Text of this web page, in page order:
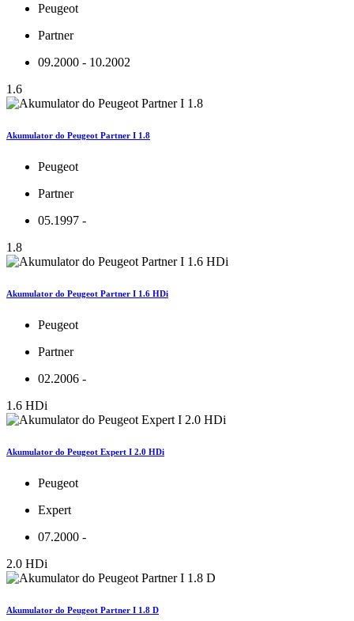
Peugeot
Partner
09.2000 - 10.2002
1.6
Akumulator do Peugeot Partner I 1.8
Peugeot
Partner
05.1997 -
1.8
Akumulator do Peugeot Partner I 1.6 HDi
Peugeot
Partner
02.2006 -
1.6 HDi
Akumulator do Peugeot Expert I 2.0 HDi
Peugeot
Expert
07.2000 -
2.0 HDi
Akumulator do Peugeot Partner I 1.8 D